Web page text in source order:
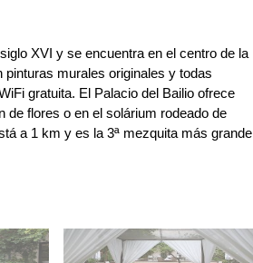
XVI y se encuentra en el centro de la
murales originales y todas
gratuita. El Palacio del Bailio ofrece
de flores o en el solárium rodeado de
a 1 km y es la 3ª mezquita más grande